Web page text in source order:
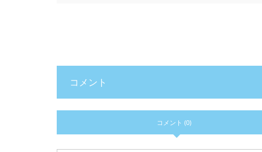
コメント
コメント (0)